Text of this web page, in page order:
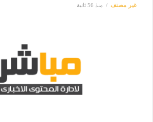
غير مصنف منذ 56 ثانية